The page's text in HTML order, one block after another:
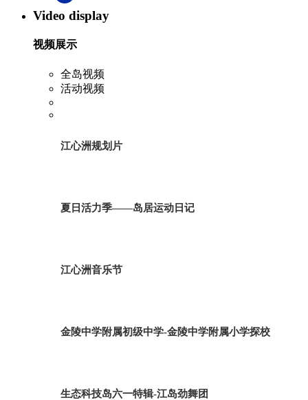
Video display
视频展示
全岛视频
活动视频
江心洲规划片
夏日活力季——岛居运动日记
江心洲音乐节
金陵中学附属初级中学-金陵中学附属小学探校
生态科技岛六一特辑-江岛劲舞团